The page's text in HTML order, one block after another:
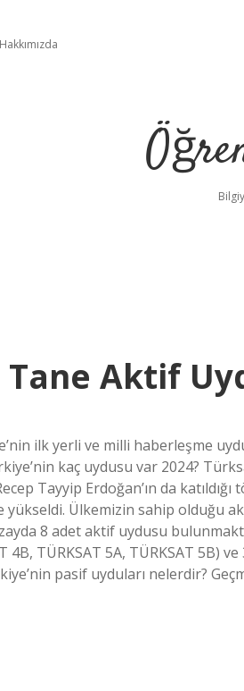
Hakkımızda
Aktif
ilk yerli ve milli haberleşme
kaç uydusu var 2024?
Tayyip Erdoğan’ın da katıldığı
yükseldi. Ülkemizin sahip olduğu
8 adet aktif uydusu
4B, TÜRKSAT 5A, TÜRKSAT 5B)
pasif uyduları nelerdir?